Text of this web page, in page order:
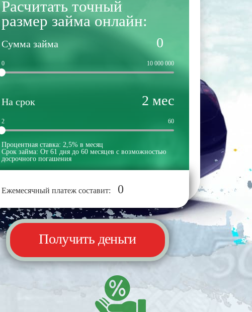
Расчитать точный
размер займа онлайн:
Сумма займа 0
0 10 000 000
На срок 2 мес
2 60
Процентная ставка: 2,5% в месяц
Срок займа: От 61 дня до 60 месяцев с возможностью
досрочного погашения
Ежемесячный платеж составит: 0
Получить деньги